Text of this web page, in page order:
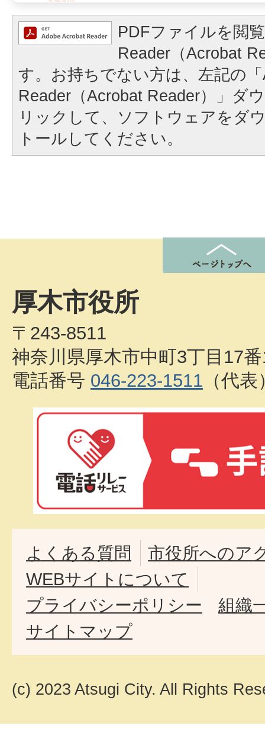
PDFファイルを閲
Reader（Acrobat
す。お持ちでない方は、左記の
Reader（Acrobat Reader）」ダ
リックして、ソフトウェアをダ
トールしてください。
厚木市役所
〒243-8511
神奈川県厚木市中町3丁目17
電話番号 046-223-1511 （代表
よくある質問
市役所へのア
WEBサイトについて
プライバシーポリシー
組織
サイトマップ
(c) 2023 Atsugi City. All Rights